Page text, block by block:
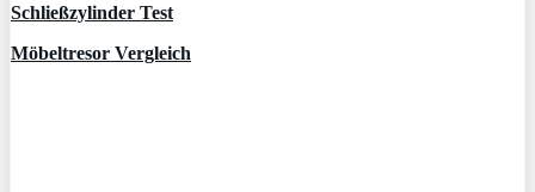
Schließzylinder Test
Möbeltresor Vergleich